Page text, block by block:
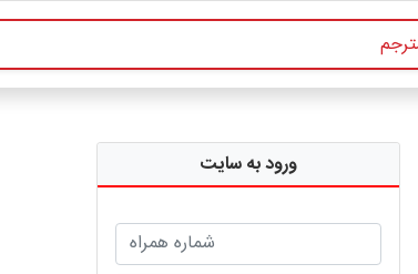
ورود به سایت